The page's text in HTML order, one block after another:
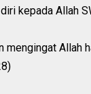
kepada Allah
mengingat Allah